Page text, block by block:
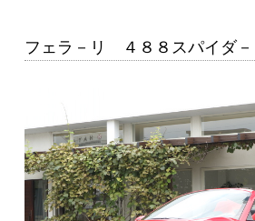
フェラ－リ ４８８スパイダ